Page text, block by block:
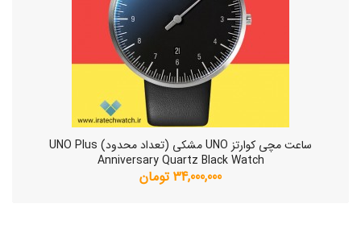
ساعت مچی کوارتز UNO مشکی (تعداد محدود) UNO Plus
Anniversary Quartz Black Watch
34,000,000 تومان